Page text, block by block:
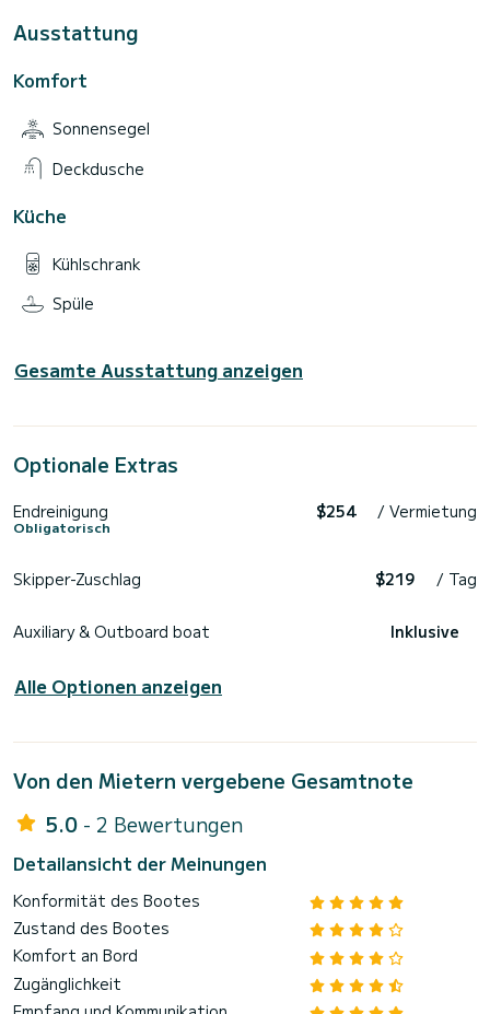
Ausstattung
Komfort
Sonnensegel
Deckdusche
Küche
Kühlschrank
Spüle
Gesamte Ausstattung anzeigen
Optionale Extras
Endreinigung
Obligatorisch
$254 / Vermietung
Skipper-Zuschlag $219 / Tag
Auxiliary & Outboard boat Inklusive
Alle Optionen anzeigen
Von den Mietern vergebene Gesamtnote
5.0 - 2 Bewertungen
Detailansicht der Meinungen
Konformität des Bootes
Zustand des Bootes
Komfort an Bord
Zugänglichkeit